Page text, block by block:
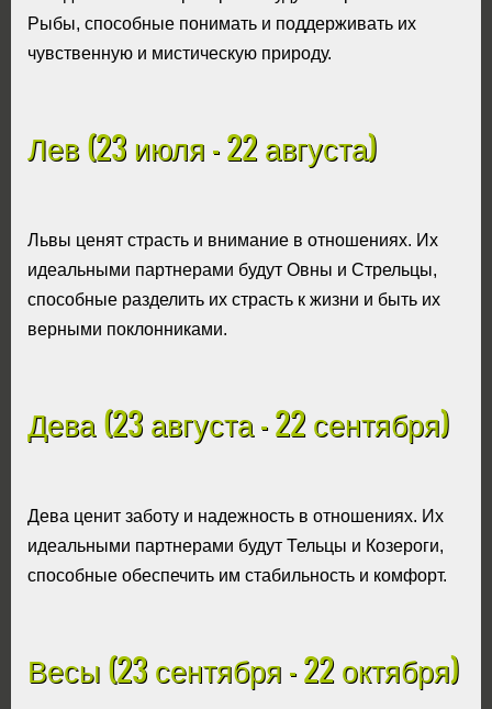
Рыбы, способные понимать и поддерживать их
чувственную и мистическую природу.
Лев (23 июля - 22 августа)
Львы ценят страсть и внимание в отношениях. Их
идеальными партнерами будут Овны и Стрельцы,
способные разделить их страсть к жизни и быть их
верными поклонниками.
Дева (23 августа - 22 сентября)
Дева ценит заботу и надежность в отношениях. Их
идеальными партнерами будут Тельцы и Козероги,
способные обеспечить им стабильность и комфорт.
Весы (23 сентября - 22 октября)